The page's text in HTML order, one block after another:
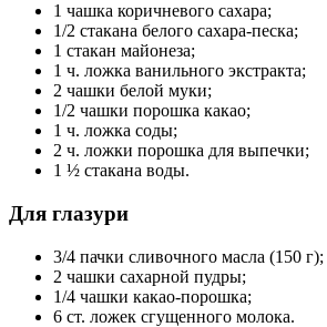
1 чашка коричневого сахара;
1/2 стакана белого сахара-песка;
1 стакан майонеза;
1 ч. ложка ванильного экстракта;
2 чашки белой муки;
1/2 чашки порошка какао;
1 ч. ложка соды;
2 ч. ложки порошка для выпечки;
1 ½ стакана воды.
Для глазури
3/4 пачки сливочного масла (150 г);
2 чашки сахарной пудры;
1/4 чашки какао-порошка;
6 ст. ложек сгущенного молока.